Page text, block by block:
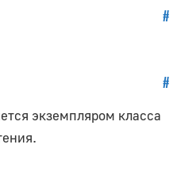
#
#
экземпляром класса